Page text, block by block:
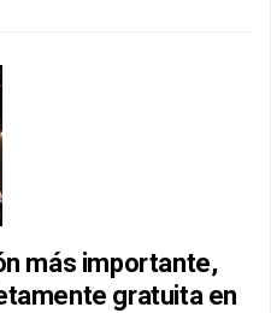
más importante,
gratuita en